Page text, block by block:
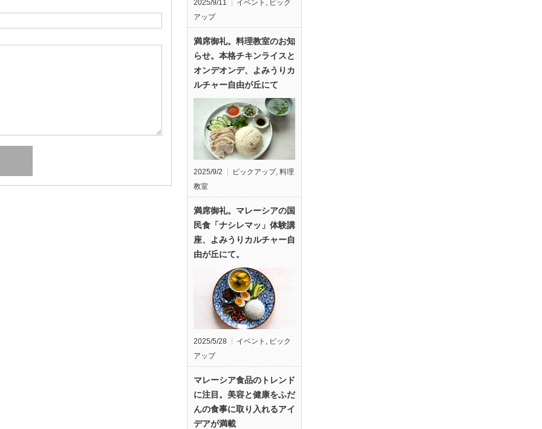
2025/9/11 イベント , ピック
アップ
満席御礼。料理教室のお知
らせ。本格チキンライスと
オンデオンデ、よみうりカ
ルチャー自由が丘にて
2025/9/2 ピックアップ, 料理
教室
満席御礼。マレーシアの国
民食「ナシレマッ」体験講
座、よみうりカルチャー自
由が丘にて。
2025/5/28 イベント , ピック
アップ
マレーシア食品のトレンド
に注目。美容と健康をふだ
んの食事に取り入れるアイ
デアが満載